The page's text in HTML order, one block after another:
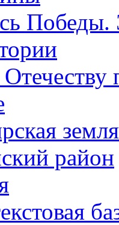
Победы.
земля
район